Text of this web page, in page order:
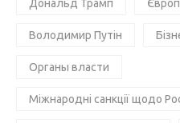
Дональд Трамп
Володимир Путін
Органы власти
Міжнародні санкції щодо